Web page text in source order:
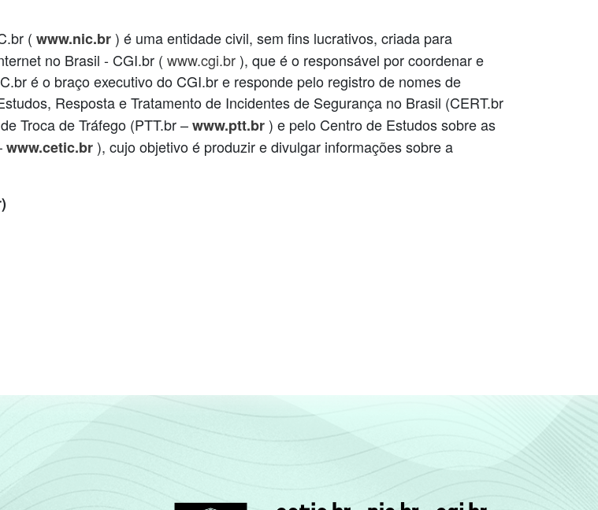
( www.nic.br ) é uma entidade civil, sem fins lucrativos, criada para
no Brasil - CGI.br ( www.cgi.br ), que é o responsável por coordenar e
é o braço executivo do CGI.br e responde pelo registro de nomes de
Resposta e Tratamento de Incidentes de Segurança no Brasil (CERT.br
Troca de Tráfego (PTT.br –www.ptt.br ) e pelo Centro de Estudos sobre as
www.cetic.br ), cujo objetivo é produzir e divulgar informações sobre a